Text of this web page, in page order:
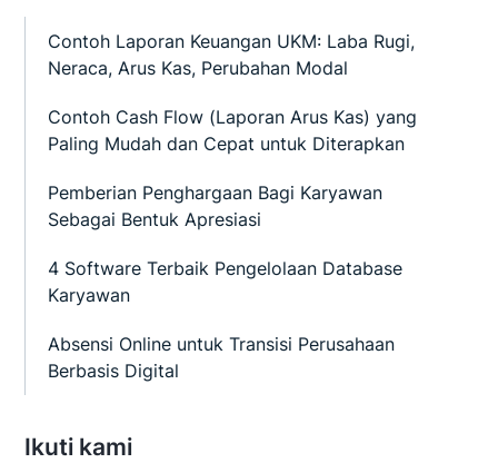
Contoh Laporan Keuangan UKM: Laba Rugi,
Neraca, Arus Kas, Perubahan Modal
Contoh Cash Flow (Laporan Arus Kas) yang
Paling Mudah dan Cepat untuk Diterapkan
Pemberian Penghargaan Bagi Karyawan
Sebagai Bentuk Apresiasi
4 Software Terbaik Pengelolaan Database
Karyawan
Absensi Online untuk Transisi Perusahaan
Berbasis Digital
Ikuti kami